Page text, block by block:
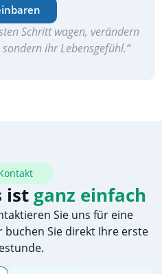
Schritt wagen, verändern
ihr Lebensgefühl.“
istganz einfach
Sie uns für eine
Sie direkt Ihre erste